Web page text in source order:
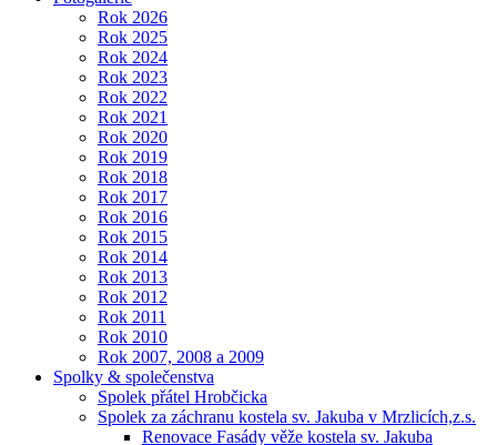
Rok 2026
Rok 2025
Rok 2024
Rok 2023
Rok 2022
Rok 2021
Rok 2020
Rok 2019
Rok 2018
Rok 2017
Rok 2016
Rok 2015
Rok 2014
Rok 2013
Rok 2012
Rok 2011
Rok 2010
Rok 2007, 2008 a 2009
Spolky & společenstva
Spolek přátel Hrobčicka
Spolek za záchranu kostela sv. Jakuba v Mrzlicích,z.s.
Renovace Fasády věže kostela sv. Jakuba